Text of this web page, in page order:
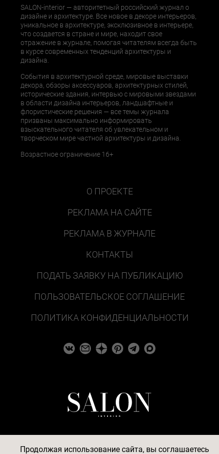
SALON-interior — авторитетный российский журнал о
дизайне и архитектуре. Все новое в декоре интерьеров,
уникальное в архитектуре, эксклюзивное в интерьере,
что создается в стране и мире, находит свое
отражение в журнале, помогая читателям всегда быть
в курсе современных тенденций архитектуры и
дизайна.
События в архитектурной среде, мировые выставки
декора, обзоры аксессуаров, архитектурных стилей,
исторические здания, интервью с мировыми звездами
в области дизайна интерьеров, ландшафтные и
флористические решения — все темы журнала
призваны максимально информировать
взыскательного читателя об увлекательном и
творческом мире частной архитектуры и дизайна.
Возрастное ограничение 16+
О ПРОЕКТЕ
РЕКЛАМА НА САЙТЕ
РЕКЛАМА В ЖУРНАЛЕ
КОНТАКТЫ
ПОДАТЬ ЗАЯВКУ НА ПУБЛИКАЦИЮ
ПОЛЬЗОВАТЕЛЬСКОЕ СОГЛАШЕНИЕ
ПОЛИТИКА КОНФИДЕНЦИАЛЬНОСТИ
Продолжая использование сайта, вы соглашаетесь